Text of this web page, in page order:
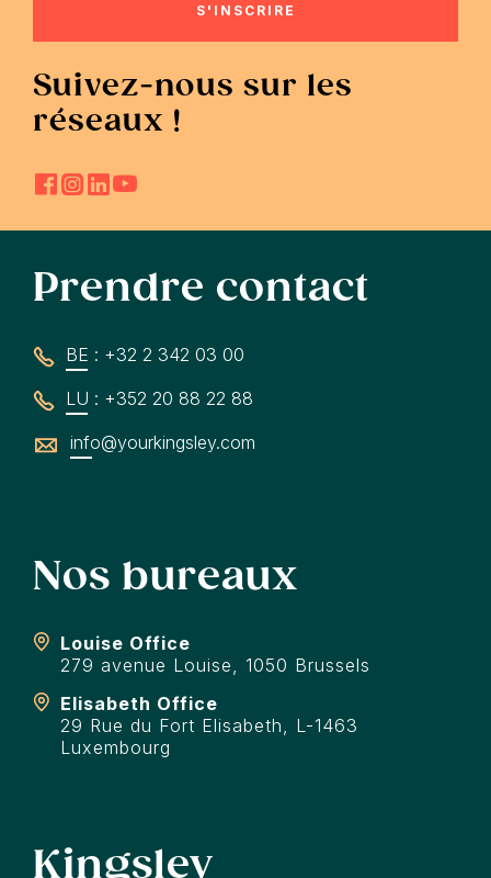
Suivez-nous sur les
réseaux !
Prendre contact
BE : +32 2 342 03 00
LU : +352 20 88 22 88
info@yourkingsley.com
Nos bureaux
Louise Office
279 avenue Louise, 1050 Brussels
Elisabeth Office
29 Rue du Fort Elisabeth, L-1463
Luxembourg
Kingsley